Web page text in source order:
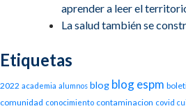
aprender a leer el
La salud también se
Etiquetas
2022 academia alumnos blog blog espm
comunidad conocimiento contaminacion covid